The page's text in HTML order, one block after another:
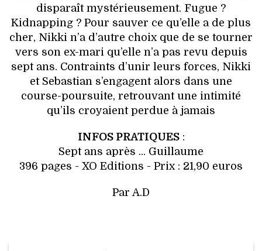
disparaît mystérieusement. Fugue ?
Kidnapping ? Pour sauver ce qu’elle a de plus
cher, Nikki n’a d’autre choix que de se tourner
vers son ex-mari qu’elle n’a pas revu depuis
sept ans. Contraints d’unir leurs forces, Nikki
et Sebastian s’enga­gent alors dans une
course-pour­suite, retrouvant une intimité
qu’ils croyaient perdue à jamais
INFOS PRATIQUES:
Sept ans après ... Guillaume
396 pages - XO Editions - Prix : 21,90 euros
Par A.D